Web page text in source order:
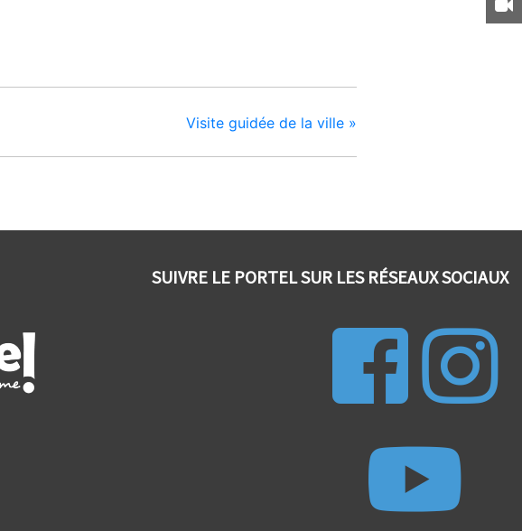
Visite guidée de la ville »
SUIVRE LE PORTEL SUR LES RÉSEAUX SOCIAUX